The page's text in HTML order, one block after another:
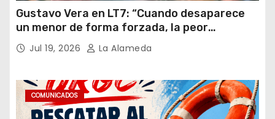
Gustavo Vera en LT7: “Cuando desaparece
un menor de forma forzada, la peor
hipótesis es trata, y así debe seguir
caratulado el caso Loan”
Jul 19, 2026 La Alameda
COMUNICADOS